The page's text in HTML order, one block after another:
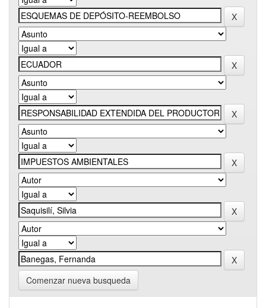
Comenzar nueva busqueda